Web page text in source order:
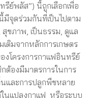
รีย์พลัส”) นี้ถูกเลือกเพื่อ
มีจุดร่วมกันที่เป็นไปตาม
ขภาพ, เป็นธรรม, ดูแล
เติมจากหลักการเกษตร
งโครงการกาแฟอินทรีย์
ต้องมีมาตรการในการ
และการปลูกพืชหลาย
นแปลงกาแฟ หรือระบบ